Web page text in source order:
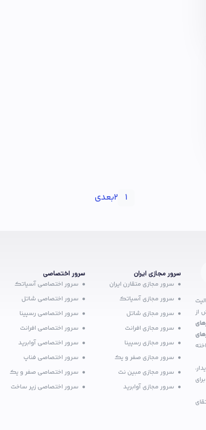
2بعدی
از
سرور مجازی ایران
سرور مجازی متقارن ایران
سرور مجازی آسیاتک
سرور مجازی شاتل
سرور مجازی افرانت
سرور مجازی رسپینا
سرور مجازی صفر و یک
سرور مجازی مبین نت
سرور مجازی آوابرید
سرور اختصاصی
سرور اختصاصی آسیاتک
سرور اختصاصی شاتل
سرور اختصاصی رسپینا
سرور اختصاصی افرانت
سرور اختصاصی آوابرید
سرور اختصاصی فناپ
سرور اختصاصی صفر و یک
سرور اختصاصی زیر ساخت